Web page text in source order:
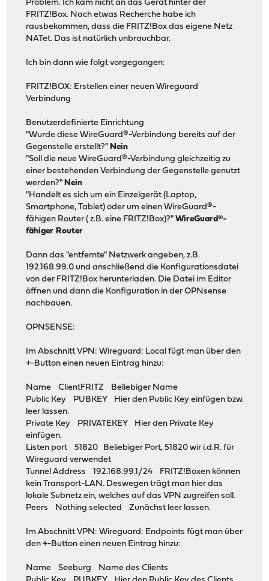
Problem. Ich kam nicht an das Gerät hinter der
FRITZ!Box. Nach etwas Recherche habe ich
rausbekommen, dass die FRITZ!Box das eigene Netz
NATet. Das ist natürlich unbrauchbar.
Ich bin dann wie folgt vorgegangen:
FRITZ!BOX: Erstellen einer neuen Wireguard
Verbindung
Benutzerdefinierte Einrichtung
"Wurde diese WireGuard®-Verbindung bereits auf der
Gegenstelle erstellt?"Nein
"Soll die neue WireGuard®-Verbindung gleichzeitig zu
einer bestehenden Verbindung der Gegenstelle genutzt
werden?"Nein
"Handelt es sich um ein Einzelgerät (Laptop,
Smartphone, Tablet) oder um einen WireGuard®-
fähigen Router ( z.B. eine FRITZ!Box)?"WireGuard®-
fähiger Router
Dann das "entfernte" Netzwerk angeben, z.B.
192.168.99.0 und anschließend die Konfigurationsdatei
von der FRITZ!Box herunterladen. Die Datei im Editor
öffnen und dann die Konfiguration in der OPNsense
nachbauen.
OPNSENSE:
Im Abschnitt VPN: Wireguard: Local fügt man über den
+-Button einen neuen Eintrag hinzu:
Name ClientFRITZ Beliebiger Name
Public Key PUBKEY Hier den Public Key einfügen bzw.
leer lassen.
Private Key PRIVATEKEY Hier den Private Key
einfügen.
Listen port 51820 Beliebiger Port, 51820 wir i.d.R. für
Wireguard verwendet
Tunnel Address 192.168.99.1/24 FRITZ!Boxen können
kein Transport-LAN. Deswegen trägt man hier das
lokale Subnetz ein, welches auf das VPN zugreifen soll.
Peers Nothing selected Zunächst leer lassen.
Im Abschnitt VPN: Wireguard: Endpoints fügt man über
den +-Button einen neuen Eintrag hinzu:
Name Seeburg Name des Clients